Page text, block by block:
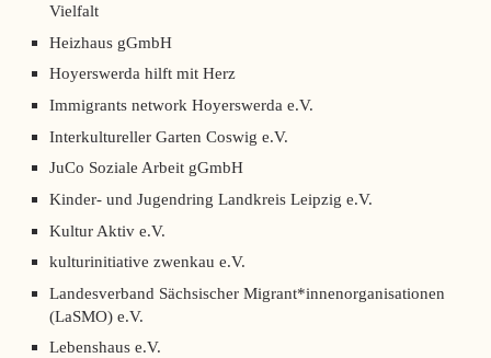
Vielfalt
Heizhaus gGmbH
Hoyerswerda hilft mit Herz
Immigrants network Hoyerswerda e.V.
Interkultureller Garten Coswig e.V.
JuCo Soziale Arbeit gGmbH
Kinder- und Jugendring Landkreis Leipzig e.V.
Kultur Aktiv e.V.
kulturinitiative zwenkau e.V.
Landesverband Sächsischer Migrant*innenorganisationen
(LaSMO) e.V.
Lebenshaus e.V.